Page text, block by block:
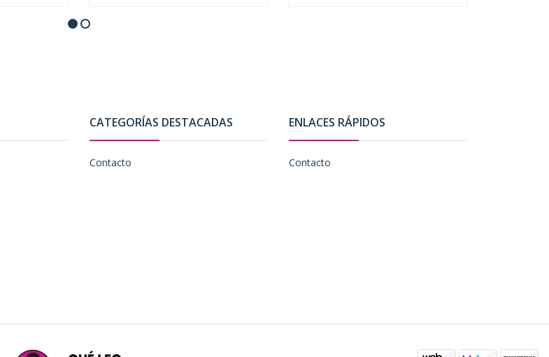
CATEGORÍAS DESTACADAS
Contacto
ENLACES RÁPIDOS
Contacto